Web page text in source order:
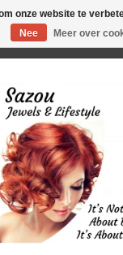
onze website te
Nee
Meer over